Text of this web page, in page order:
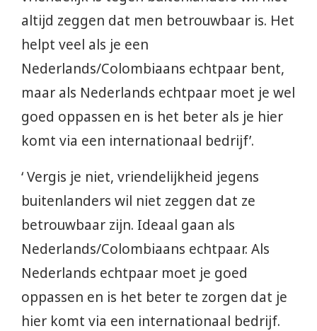
altijd zeggen dat men betrouwbaar is. Het
helpt veel als je een
Nederlands/Colombiaans echtpaar bent,
maar als Nederlands echtpaar moet je wel
goed oppassen en is het beter als je hier
komt via een internationaal bedrijf’.
‘ Vergis je niet, vriendelijkheid jegens
buitenlanders wil niet zeggen dat ze
betrouwbaar zijn. Ideaal gaan als
Nederlands/Colombiaans echtpaar. Als
Nederlands echtpaar moet je goed
oppassen en is het beter te zorgen dat je
hier komt via een internationaal bedrijf.